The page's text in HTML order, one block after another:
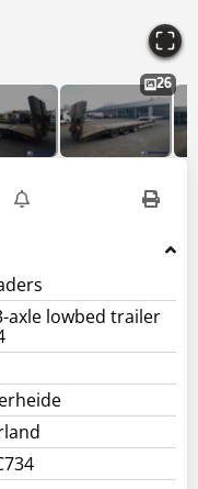
26
axle lowbed trailer